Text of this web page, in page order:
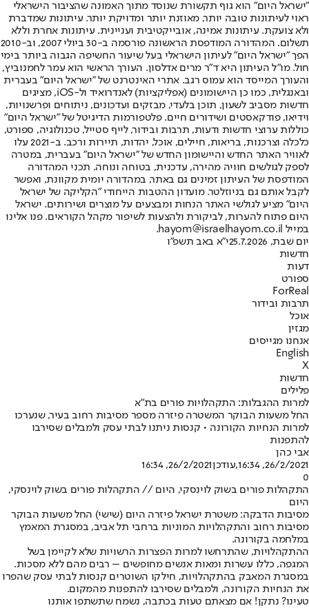
"ישראל היום" הוא גוף תקשורת שנוסד מתוך האמונה שהציבור הישראלי
ראוי לעיתונות טובה יותר, מאוזנת יותר ומדויקת יותר. עיתונות שמדברת
ולא צועקת. עיתונות אמינה, אובייקטיבית ועניינית. עיתונות אחרת וללא
תשלום. המהדורה המודפסת הראשונה פורסמה ב-30 ביולי 2007, וב-2010
הפך "ישראל היום" לעיתון הישראלי בעל שיעור החשיפה הגבוה ביותר בימי
חול. מו"ל העיתון היא ד"ר מרים אדלסון. העורך הראשי הוא עמר לחמנוביץ,
והעורך המייסד הוא עמוס רגב. אתרי האינטרנט של "ישראל היום" בעברית
ובאנגלית, כמו כן היישומונים (אפליקציות) לאנדרואיד ול-iOS, מציגים
חדשות מסביב לשעון, תוכן בלעדי, מבזקים ועדכונים, ניתוחים ופרשנויות,
וידיאו, פודקאסטים ושידורים חיים. פלטפורמות הדיגיטל של "ישראל היום"
כוללות ערוצי חדשות ודעות, תרבות ובידור, לייף סטייל, טכנולוגיה, ספורט,
כלכלה וצרכנות, בריאות, חיילים, אוכל, יהדות, תיירות ורכב. ב-2021 עלו
לאוויר האתר החדש והיישומון החדש של "ישראל היום" בעברית, במטרה
לספק לגולשים חוויה מהירה, עדכנית, בטוחה ונוחה. תכני המהדורה
המודפסת של העיתון זמינים גם באתר, במהדורה יומית מקוונת, ואפשר
לקבל אותם גם בניוזלטר. מועדון ההטבות הייחודי "הקליקה של ישראל
היום" מציע לגולשי האתר הנחות ומבצעים על מוצרים ושירותים. ישראל
היום פתוח להערות, לביקורת ולהצעות לשיפור מקהל הקוראים. פנו אלינו
במייל hayom@israelhayom.co.il.
יום שבת, 25.7.2026
י"א באב תשפ"ו
חדשות
דעות
ספורט
ForReal
תרבות ובידור
אוכל
מגזין
אנחנו מגייסים
English
X
חדשות
פלילים
למרות ההגבלות: התקהלויות פורים בת"א
החל משעות הבוקר המשטרה פיזרה מספר מסיבות רחוב בעיר, שנערכו
למרות הנחיות הקורונה • קנסות ניתנו לבתי עסק ולמבלים שסירבו
להתפנות
אבי כהן
26/2/2021, 16:34
,עודכן26/2/2021, 16:34
0
התקהלות פורים בשוק לוינסקי, היום // התקהלות פורים בשוק לוינסקי,
היום
מסיבות הדבקה: משטרת ישראל פיזרה היום (שישי) החל משעות הבוקר
מסיבות רחוב והתקהלויות המוניות ברחבי תל אביב, במסגרת המאמץ
במלחמה בקורונה.
ההתקהלויות, שהתרחשו למרות הפצרות הרשויות שלא לקיימן בשל
המגפה, כללו עשרות ומאות אנשים מחופשים – רבים מהם ללא מסכות.
במסגרת המאבק בהתקהלויות, חילקו השוטרים קנסות לבתי עסק שהפרו
את הנחיות הקורונה, ולמבלים שסירבו להתפנות מהמקום.
טעינו? נתקן! אם מצאתם טעות בכתבה, נשמח שתשתפו אותנו